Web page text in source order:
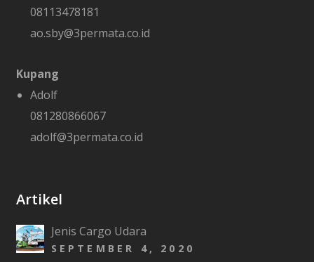
08113478181
ao.sby@3permata.co.id
Kupang
Adolf
081280866067
adolf@3permata.co.id
Artikel
Jenis Cargo Udara
SEPTEMBER 4, 2020